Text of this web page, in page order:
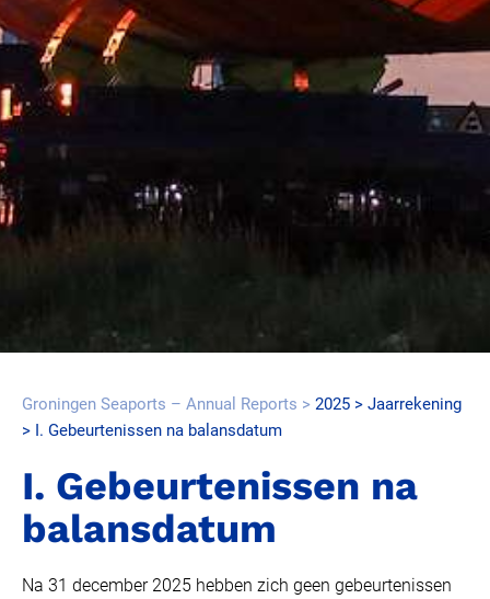
Groningen Seaports – Annual Reports 2025
Jaarrekening
I. Gebeurtenissen na balansdatum
I. Gebeurtenissen na
balansdatum
Na 31 december 2025 hebben zich geen gebeurtenissen